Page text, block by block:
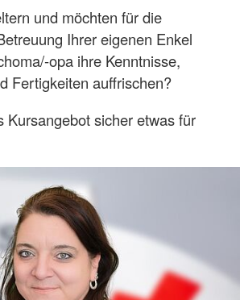
und möchten für die
Ihrer eigenen Enkel
opa ihre Kenntnisse,
Fertigkeiten auffrischen?
Kursangebot sicher etwas für